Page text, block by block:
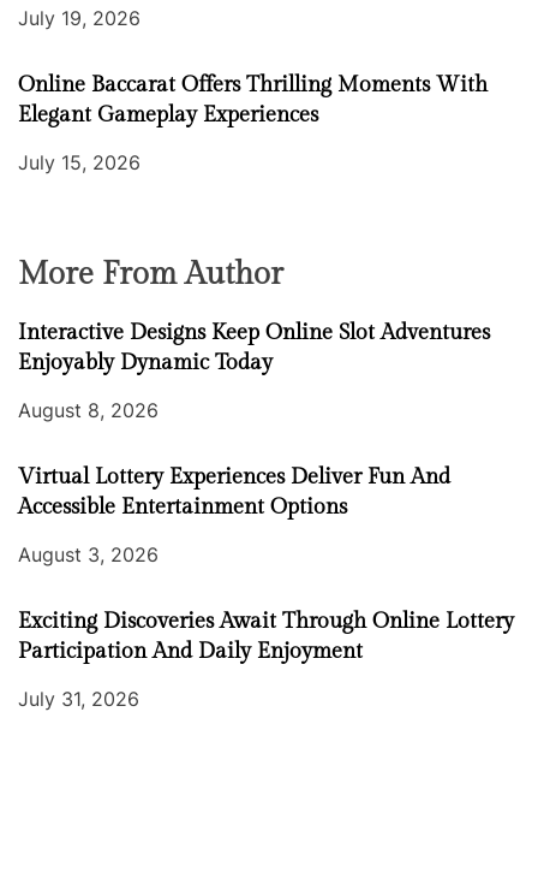
July 19, 2026
Online Baccarat Offers Thrilling Moments With
Elegant Gameplay Experiences
July 15, 2026
More From Author
Interactive Designs Keep Online Slot Adventures
Enjoyably Dynamic Today
August 8, 2026
Virtual Lottery Experiences Deliver Fun And
Accessible Entertainment Options
August 3, 2026
Exciting Discoveries Await Through Online Lottery
Participation And Daily Enjoyment
July 31, 2026